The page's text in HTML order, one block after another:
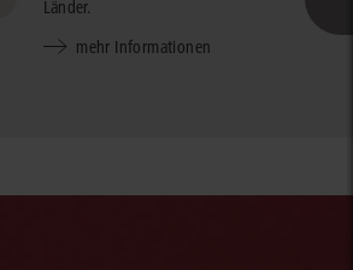
Länder.
mehr Informationen